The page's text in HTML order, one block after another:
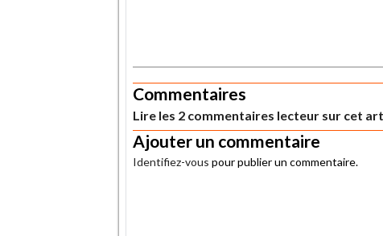
Commentaires
Lire les 2 commentaires lecteur sur cet
Ajouter un commentaire
Identifiez-vous pour publier un commentaire.